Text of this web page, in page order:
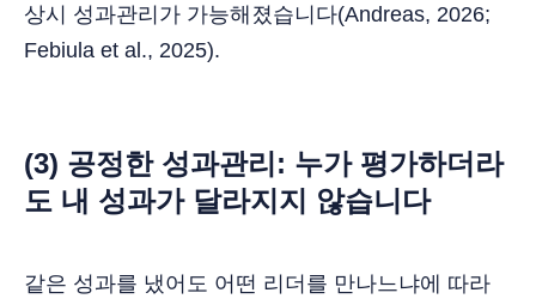
상시 성과관리가 가능해졌습니다(Andreas, 2026;
Febiula et al., 2025).
(3) 공정한 성과관리: 누가 평가하더라
도 내 성과가 달라지지 않습니다
같은 성과를 냈어도 어떤 리더를 만나느냐에 따라